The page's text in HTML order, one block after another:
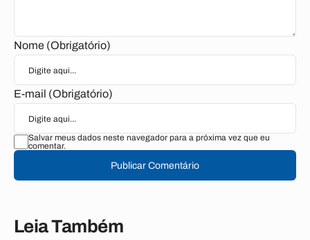
Nome (Obrigatório)
E-mail (Obrigatório)
Salvar meus dados neste navegador para a próxima vez que eu
comentar.
Publicar Comentário
Leia Também